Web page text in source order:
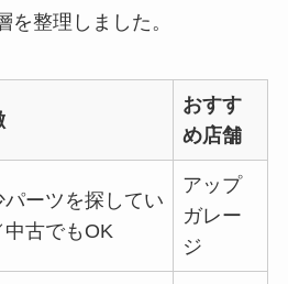
整理しました。
おすす
め店舗
パーツを探してい
中古でもOK
アップ
ガレー
ジ